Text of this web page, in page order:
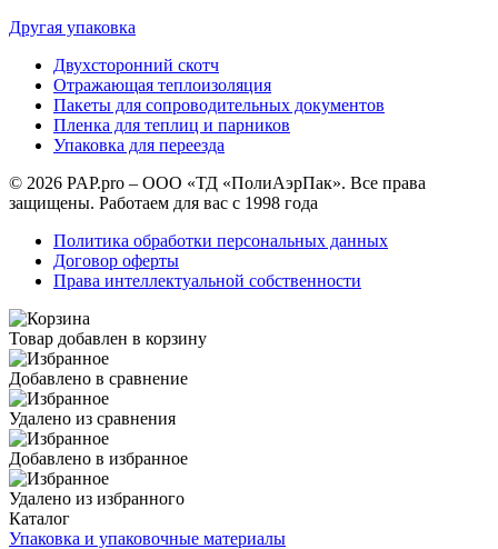
Другая упаковка
Двухсторонний скотч
Отражающая теплоизоляция
Пакеты для сопроводительных документов
Пленка для теплиц и парников
Упаковка для переезда
© 2026 PAP.pro – ООО «ТД «ПолиАэрПак». Все права
защищены. Работаем для вас с 1998 года
Политика обработки персональных данных
Договор оферты
Права интеллектуальной собственности
Товар добавлен в корзину
Добавлено в сравнение
Удалено из сравнения
Добавлено в избранное
Удалено из избранного
Каталог
Упаковка и упаковочные материалы